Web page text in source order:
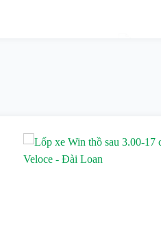
hoạt động 20 năm tại Việt Nam